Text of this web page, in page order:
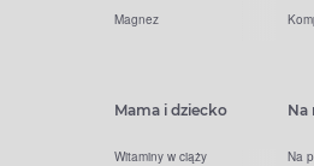
Magnez
Mama i dziecko
Witaminy w ciąży
Na
Na